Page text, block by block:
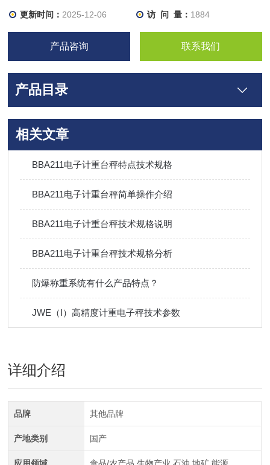
更新时间： 2025-12-06 访 问 量： 1884
产品咨询 联系我们
产品目录
相关文章
BBA211电子计重台秤特点技术规格
BBA211电子计重台秤简单操作介绍
BBA211电子计重台秤技术规格说明
BBA211电子计重台秤技术规格分析
防爆称重系统有什么产品特点？
JWE（I）高精度计重电子秤技术参数
详细介绍
品牌 其他品牌
产地类别 国产